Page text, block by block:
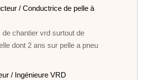
/ Conductrice de pelle à
chantier vrd surtout de
dont 2 ans sur pelle a pneu
/ Ingénieure VRD